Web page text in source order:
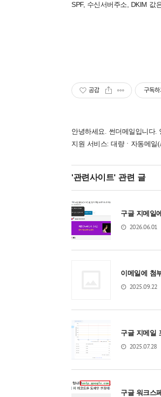
SPF, 수신서버주소, DKIM 값
공감 구독하
안녕하세요. 썬더메일입니다.
지원 서비스: 대량ㆍ자동메일
'관련사이트'관련 글
구글 지메일
2026.06.01
이메일에 첨
2025.09.22
구글 지메일
2025.07.28
구글 워크스